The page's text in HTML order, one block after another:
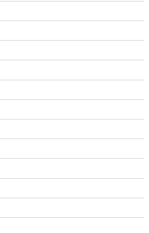
牙研ぐ死海魚 ゼウスやドロン
さんの攻略動画です。にゃんコンボは研究
います。編成はサボテン、飛脚、バレル、
特攻解放ゼウスの火力がかなり高いためア
ラングマスターもあっさり片付けて敵城破
モルガは出現させていません。動画後半で